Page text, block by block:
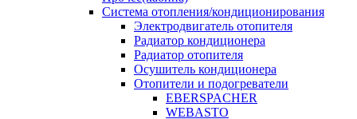
Система отопления/кондиционирования
Электродвигатель отопителя
Радиатор кондиционера
Радиатор отопителя
Осушитель кондиционера
Отопители и подогреватели
EBERSPACHER
WEBASTO